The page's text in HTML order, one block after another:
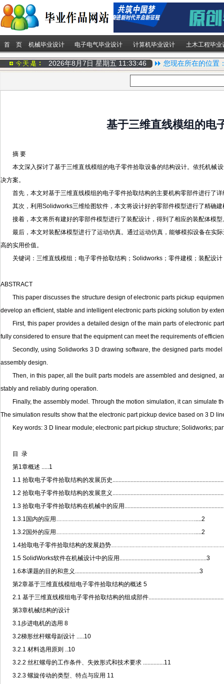
首 页 机械毕业设计 电子电气毕业设计 计算机毕业设计 土木工程毕业
2026年8月7日 星期五 11:33:47 您现在所在的位置
基于三维直线模组的电
摘 要
本文深入探讨了基于三维直线模组的电子零件拾取设备的结构设计。依托机械
决方案。
首先，本文对基于三维直线模组的电子零件拾取结构的主要机构零部件进行了
其次，利用Solidworks三维绘图软件，本文将设计好的零部件模型进行了精确
接着，本文将所有建好的零部件模型进行了装配设计，得到了相应的装配体模
最后，本文对装配体模型进行了运动仿真。通过运动仿真，能够模拟设备在实
高的实用价值。
关键词：三维直线模组；电子零件拾取结构；Solidworks；零件建模；装配设
ABSTRACT
This paper discusses the structure design of electronic parts pickup
develop an efficient, stable and intelligent electronic parts picking solution by
First, this paper provides a detailed design of the main parts of electronic
fully considered to ensure that the equipment can meet the requirements of
Secondly, using Solidworks 3 D drawing software, the designed parts
assembly design.
Then, in this paper, all the built parts models are assembled and designed,
stably and reliably during operation.
Finally, the assembly model. Through the motion simulation, it can simulate
The simulation results show that the electronic part pickup device based on 3 D
Key words: 3 D linear module; electronic part pickup structure; Solidworks;
目 录
第1章概述 .....1
1.1 拾取电子零件拾取结构的发展历史
1.2 拾取电子零件拾取结构的发展意义
1.3 拾取电子零件拾取结构在机械中的应用
1.3.1国内的应用…………………………………………………………….....2
1.3.2国外的应用…………………………………………………………….....2
1.4拾取电子零件拾取结构的发展趋势
1.5 SolidWorks软件在机械设计中的应用..........................................................3
1.6本课题的目的和意义...................................................................................3
第2章基于三维直线模组电子零件拾取结构的概述 5
2.1 基于三维直线模组电子零件拾取结构的组成部件
第3章机械结构的设计
3.1步进电机的选用 8
3.2梯形丝杆螺母副设计 .....10
3.2.1 材料选用原则 ..10
3.2.2 丝杠螺母的工作条件、失效形式和技术要求 ..............11
3.2.3 螺旋传动的类型、特点与应用 11